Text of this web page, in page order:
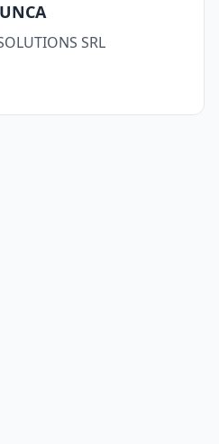
SRL